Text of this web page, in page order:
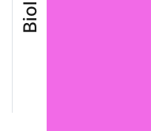
Biol